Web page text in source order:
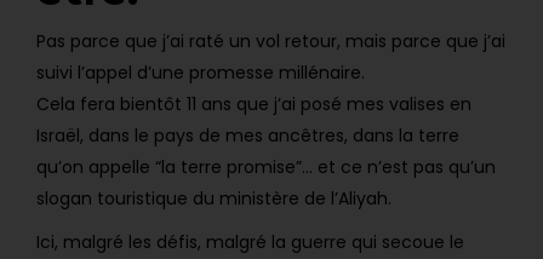
Pas parce que j’ai raté un vol retour, mais parce que j’ai
suivi l’appel d’une promesse millénaire.
Cela fera bientôt 11 ans que j’ai posé mes valises en
Israël, dans le pays de mes ancêtres, dans la terre
qu’on appelle “la terre promise”… et ce n’est pas qu’un
slogan touristique du ministère de l’Aliyah.
Ici, malgré les défis, malgré la guerre qui secoue le